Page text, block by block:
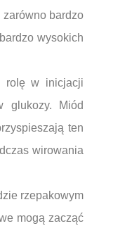
zarówno bardzo
wysokich
rolę w inicjacji
glukozy. Miód
ten
wirowania
rzepakowym
mogą zacząć